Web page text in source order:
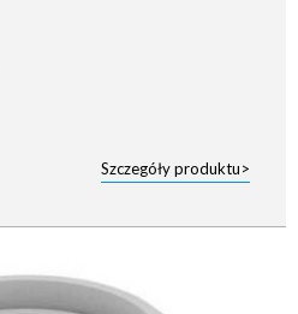
Szczegóły produktu>